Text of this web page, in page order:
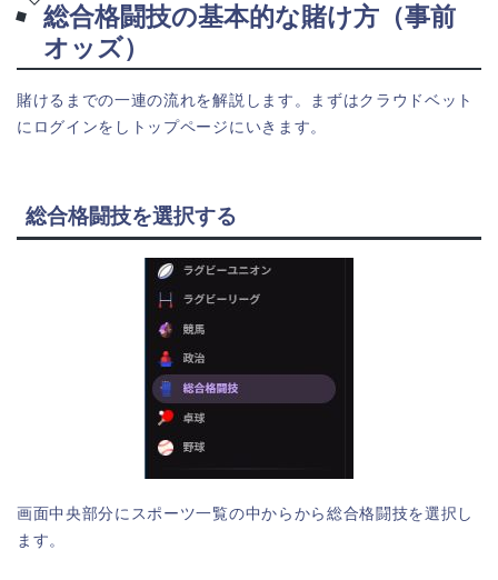
総合格闘技の基本的な賭け方（事前
オッズ）
賭けるまでの一連の流れを解説します。まずはクラウドベット
にログインをしトップページにいきます。
総合格闘技を選択する
画面中央部分にスポーツ一覧の中からから総合格闘技を選択し
ます。